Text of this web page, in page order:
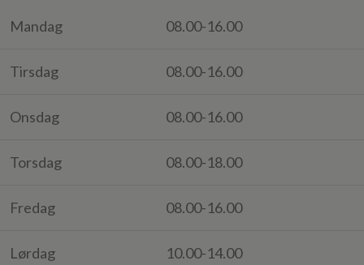
Mandag 08.00-16.00
Tirsdag 08.00-16.00
Onsdag 08.00-16.00
Torsdag 08.00-18.00
Fredag 08.00-16.00
Lørdag 10.00-14.00